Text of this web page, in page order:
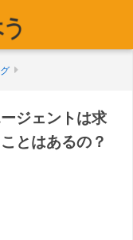
ジェントは求
とはあるの？